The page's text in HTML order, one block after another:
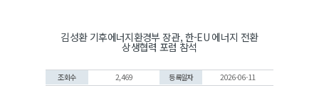
김성환 기후에너지환경부 장관, 한-EU 에너지 전환
상생협력 포럼 참석
조회수 2,469 등록일자 2026-06-11